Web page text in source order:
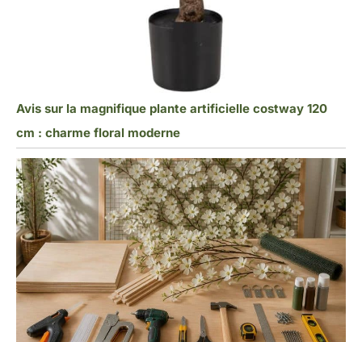
Avis sur la magnifique plante artificielle costway 120
cm : charme floral moderne